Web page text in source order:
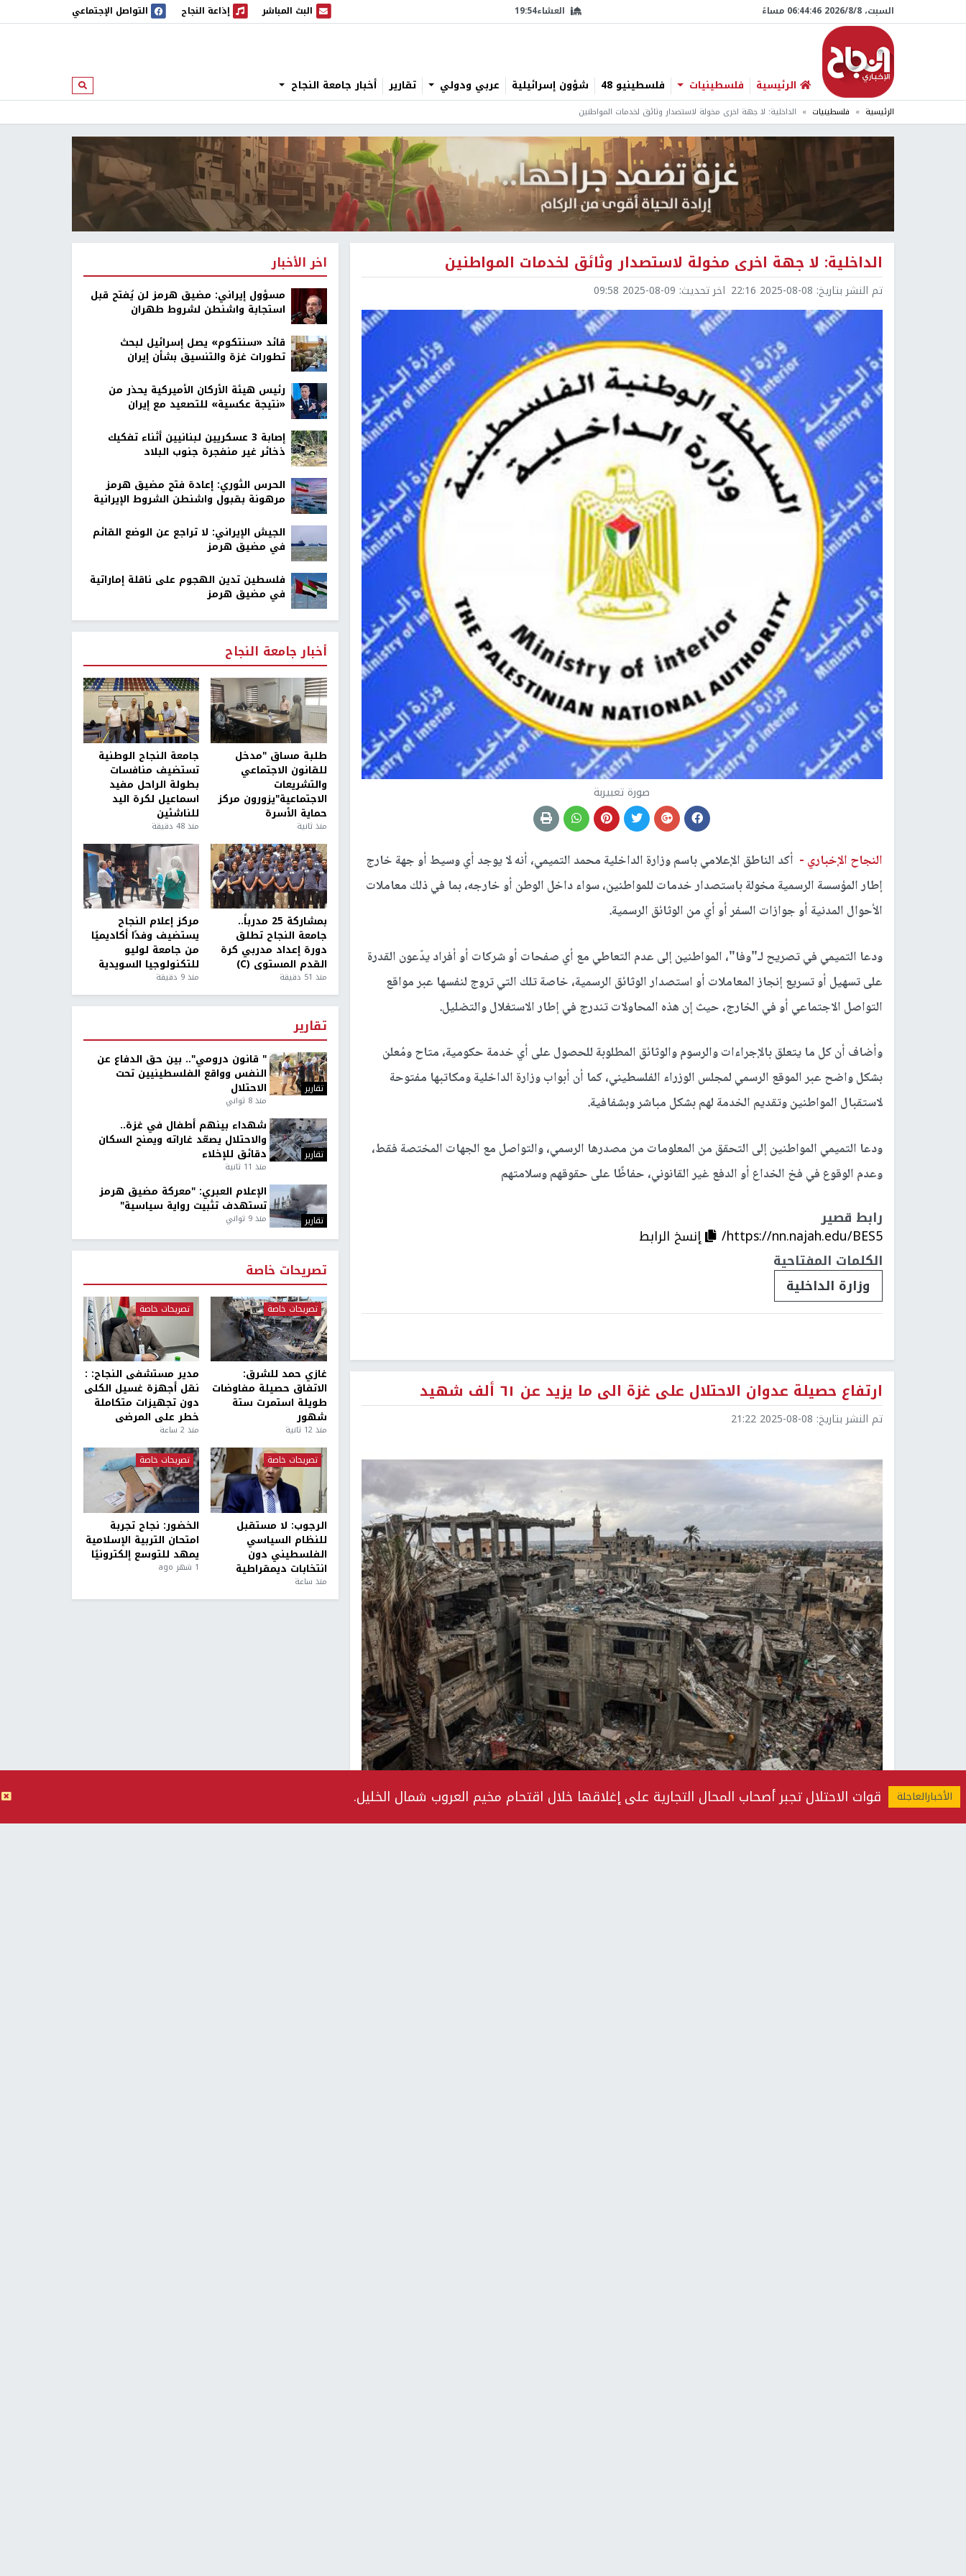
السبت، 8/‏8/‏2026 06:44:47 مساءً العشاء19:54 البث المباشر
البث المباشر إذاعة النجاح
إذاعة النجاح التواصل الإجتماعي
الرئيسية فلسطينيات فلسطينيو 48 شؤون إسرائيلية عربي ودولي تقارير أخبار جامعة النجاح ابحث
الرئيسية فلسطينيات الداخلية: لا جهة اخرى مخولة لاستصدار وثائق لخدمات المواطنين
قوات الاحتلال تجبر أصحاب المحال التجارية على إغلاقها خلال اقتحام مخيم العروب شمال الخليل.
الداخلية: لا جهة اخرى مخولة لاستصدار وثائق لخدمات المواطنين
تم النشر بتاريخ: 2025-08-08 22:16 اخر تحديث: 2025-08-09 09:58
صورة تعبيربة
النجاح الإخباري - أكد الناطق الإعلامي باسم وزارة الداخلية محمد التميمي، أنه لا يوجد أي وسيط أو جهة خارج
إطار المؤسسة الرسمية مخولة باستصدار خدمات للمواطنين، سواء داخل الوطن أو خارجه، بما في ذلك معاملات
الأحوال المدنية أو جوازات السفر أو أي من الوثائق الرسمية.
ودعا التميمي في تصريح لـ"وفا"، المواطنين إلى عدم التعاطي مع أي صفحات أو شركات أو أفراد يدّعون القدرة
على تسهيل أو تسريع إنجاز المعاملات أو استصدار الوثائق الرسمية، خاصة تلك التي تروج لنفسها عبر مواقع
التواصل الاجتماعي أو في الخارج، حيث إن هذه المحاولات تندرج في إطار الاستغلال والتضليل.
وأضاف أن كل ما يتعلق بالإجراءات والرسوم والوثائق المطلوبة للحصول على أي خدمة حكومية، متاح ومُعلن
بشكل واضح عبر الموقع الرسمي لمجلس الوزراء الفلسطيني، كما أن أبواب وزارة الداخلية ومكاتبها مفتوحة
لاستقبال المواطنين وتقديم الخدمة لهم بشكل مباشر وبشفافية.
ودعا التميمي المواطنين إلى التحقق من المعلومات من مصدرها الرسمي، والتواصل مع الجهات المختصة فقط،
وعدم الوقوع في فخ الخداع أو الدفع غير القانوني، حفاظًا على حقوقهم وسلامتهم
رابط قصير
https://nn.najah.edu/BES5/
إنسخ الرابط
الكلمات المفتاحية
وزارة الداخلية
ارتفاع حصيلة عدوان الاحتلال على غزة الى ما يزيد عن ٦١ ألف شهيد
تم النشر بتاريخ: 2025-08-08 21:22
اخر الأخبار
مسؤول إيراني: مضيق هرمز لن يُفتح قبل
استجابة واشنطن لشروط طهران
قائد «سنتكوم» يصل إسرائيل لبحث
تطورات غزة والتنسيق بشأن إيران
رئيس هيئة الأركان الأميركية يحذر من
«نتيجة عكسية» للتصعيد مع إيران
إصابة 3 عسكريين لبنانيين أثناء تفكيك
ذخائر غير منفجرة جنوب البلاد
الحرس الثوري: إعادة فتح مضيق هرمز
مرهونة بقبول واشنطن الشروط الإيرانية
الجيش الإيراني: لا تراجع عن الوضع القائم
في مضيق هرمز
فلسطين تدين الهجوم على ناقلة إماراتية
في مضيق هرمز
أخبار جامعة النجاح
طلبة مساق "مدخل
للقانون الاجتماعي
والتشريعات
الاجتماعية"يزورون مركز
حماية الأسرة
منذ ثانية
جامعة النجاح الوطنية
تستضيف منافسات
بطولة الراحل مفيد
اسماعيل لكرة اليد
للناشئين
منذ 48 دقيقة
بمشاركة 25 مدرباً..
جامعة النجاح تطلق
دورة إعداد مدربي كرة
القدم المستوى (C)
منذ 51 دقيقة
مركز إعلام النجاح
يستضيف وفدًا أكاديميًا
من جامعة لوليو
للتكنولوجيا السويدية
منذ 9 دقيقة
تقارير
تقارير
" قانون درومي".. بين حق الدفاع عن
النفس وواقع الفلسطينيين تحت
الاحتلال
منذ 8 ثواني
تقارير
شهداء بينهم أطفال في غزة..
والاحتلال يصعّد غاراته ويمنح السكان
دقائق للإخلاء
منذ 11 ثانية
تقارير
الإعلام العبري: "معركة مضيق هرمز
تستهدف تثبيت رواية سياسية"
منذ 9 ثواني
تصريحات خاصة
تصريحات خاصة
غازي حمد للشرق:
الاتفاق حصيلة مفاوضات
طويلة استمرت ستة
شهور
منذ 12 ثانية
تصريحات خاصة
مدير مستشفى النجاح: :
نقل أجهزة غسيل الكلى
دون تجهيزات متكاملة
خطر على المرضى
منذ 2 ساعة
تصريحات خاصة
الرجوب: لا مستقبل
للنظام السياسي
الفلسطيني دون
انتخابات ديمقراطية
منذ ساعة
تصريحات خاصة
الخضور: نجاح تجربة
امتحان التربية الإسلامية
يمهد للتوسع إلكترونيًا
1 شهر ago